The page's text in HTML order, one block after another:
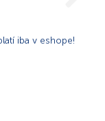
iba v eshope!